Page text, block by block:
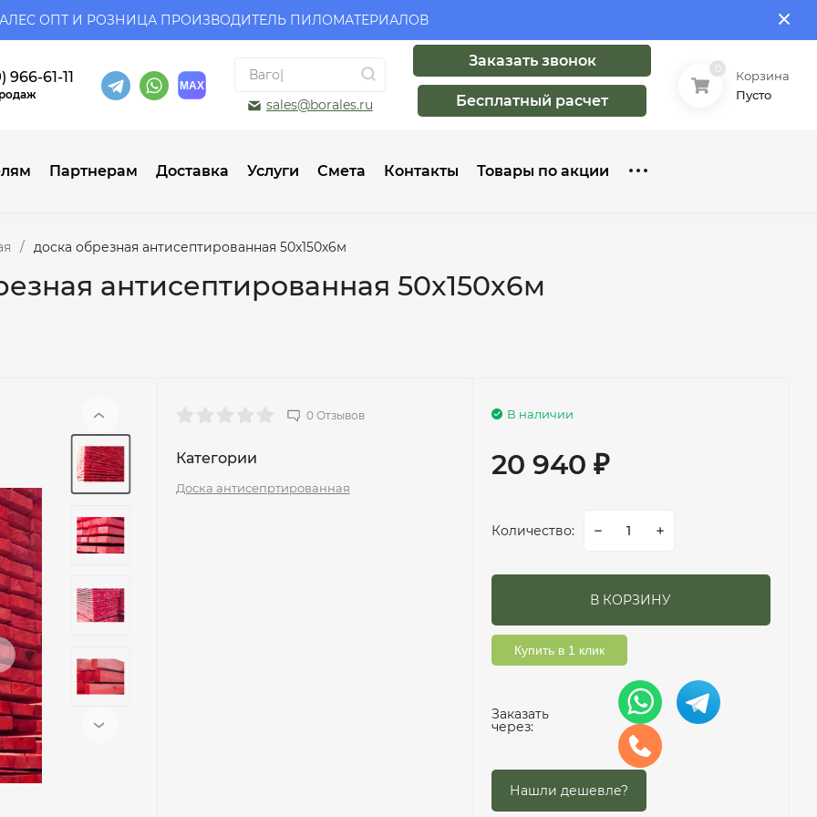
ОПТ И РОЗНИЦА ПРОИЗВОДИТЕЛЬ ПИЛОМАТЕРИАЛОВ
966-61-11
sales@borales.ru
Заказать звонок
Бесплатный расчет
Корзина
Пусто
Партнерам Доставка Услуги Смета Контакты Товары по акции
/ доска обрезная антисептированная 50x150x6м
антисептированная 50x150x6м
‹
›
0 Отзывов
Категории
Доска антисепртированная
В наличии
20 940 ₽
Количество:
В КОРЗИНУ
Купить в 1 клик
Заказать
через: